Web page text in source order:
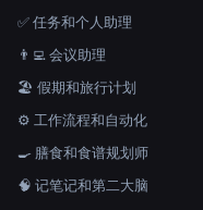
✅ 任务和个人助理
👨‍💻 会议助理
🏖 假期和旅行计划
⚙️ 工作流程和自动化
🍳 膳食和食谱规划师
🧠 记笔记和第二大脑